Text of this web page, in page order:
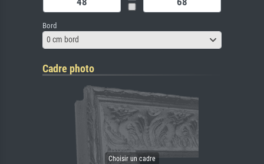
Bord
0 cm bord
Cadre photo